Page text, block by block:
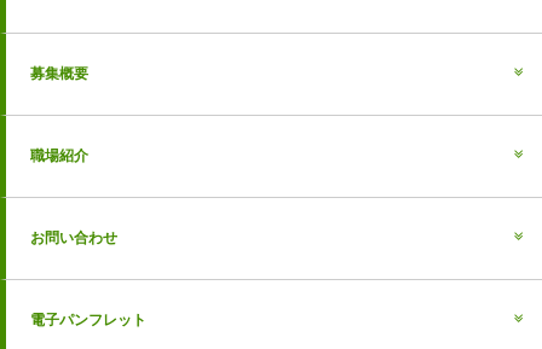
募集概要
職場紹介
お問い合わせ
電子パンフレット